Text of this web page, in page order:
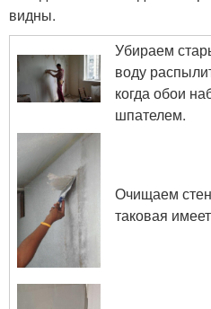
видны.
Убираем
воду
когда обои
шпателем.
Очищаем
таковая